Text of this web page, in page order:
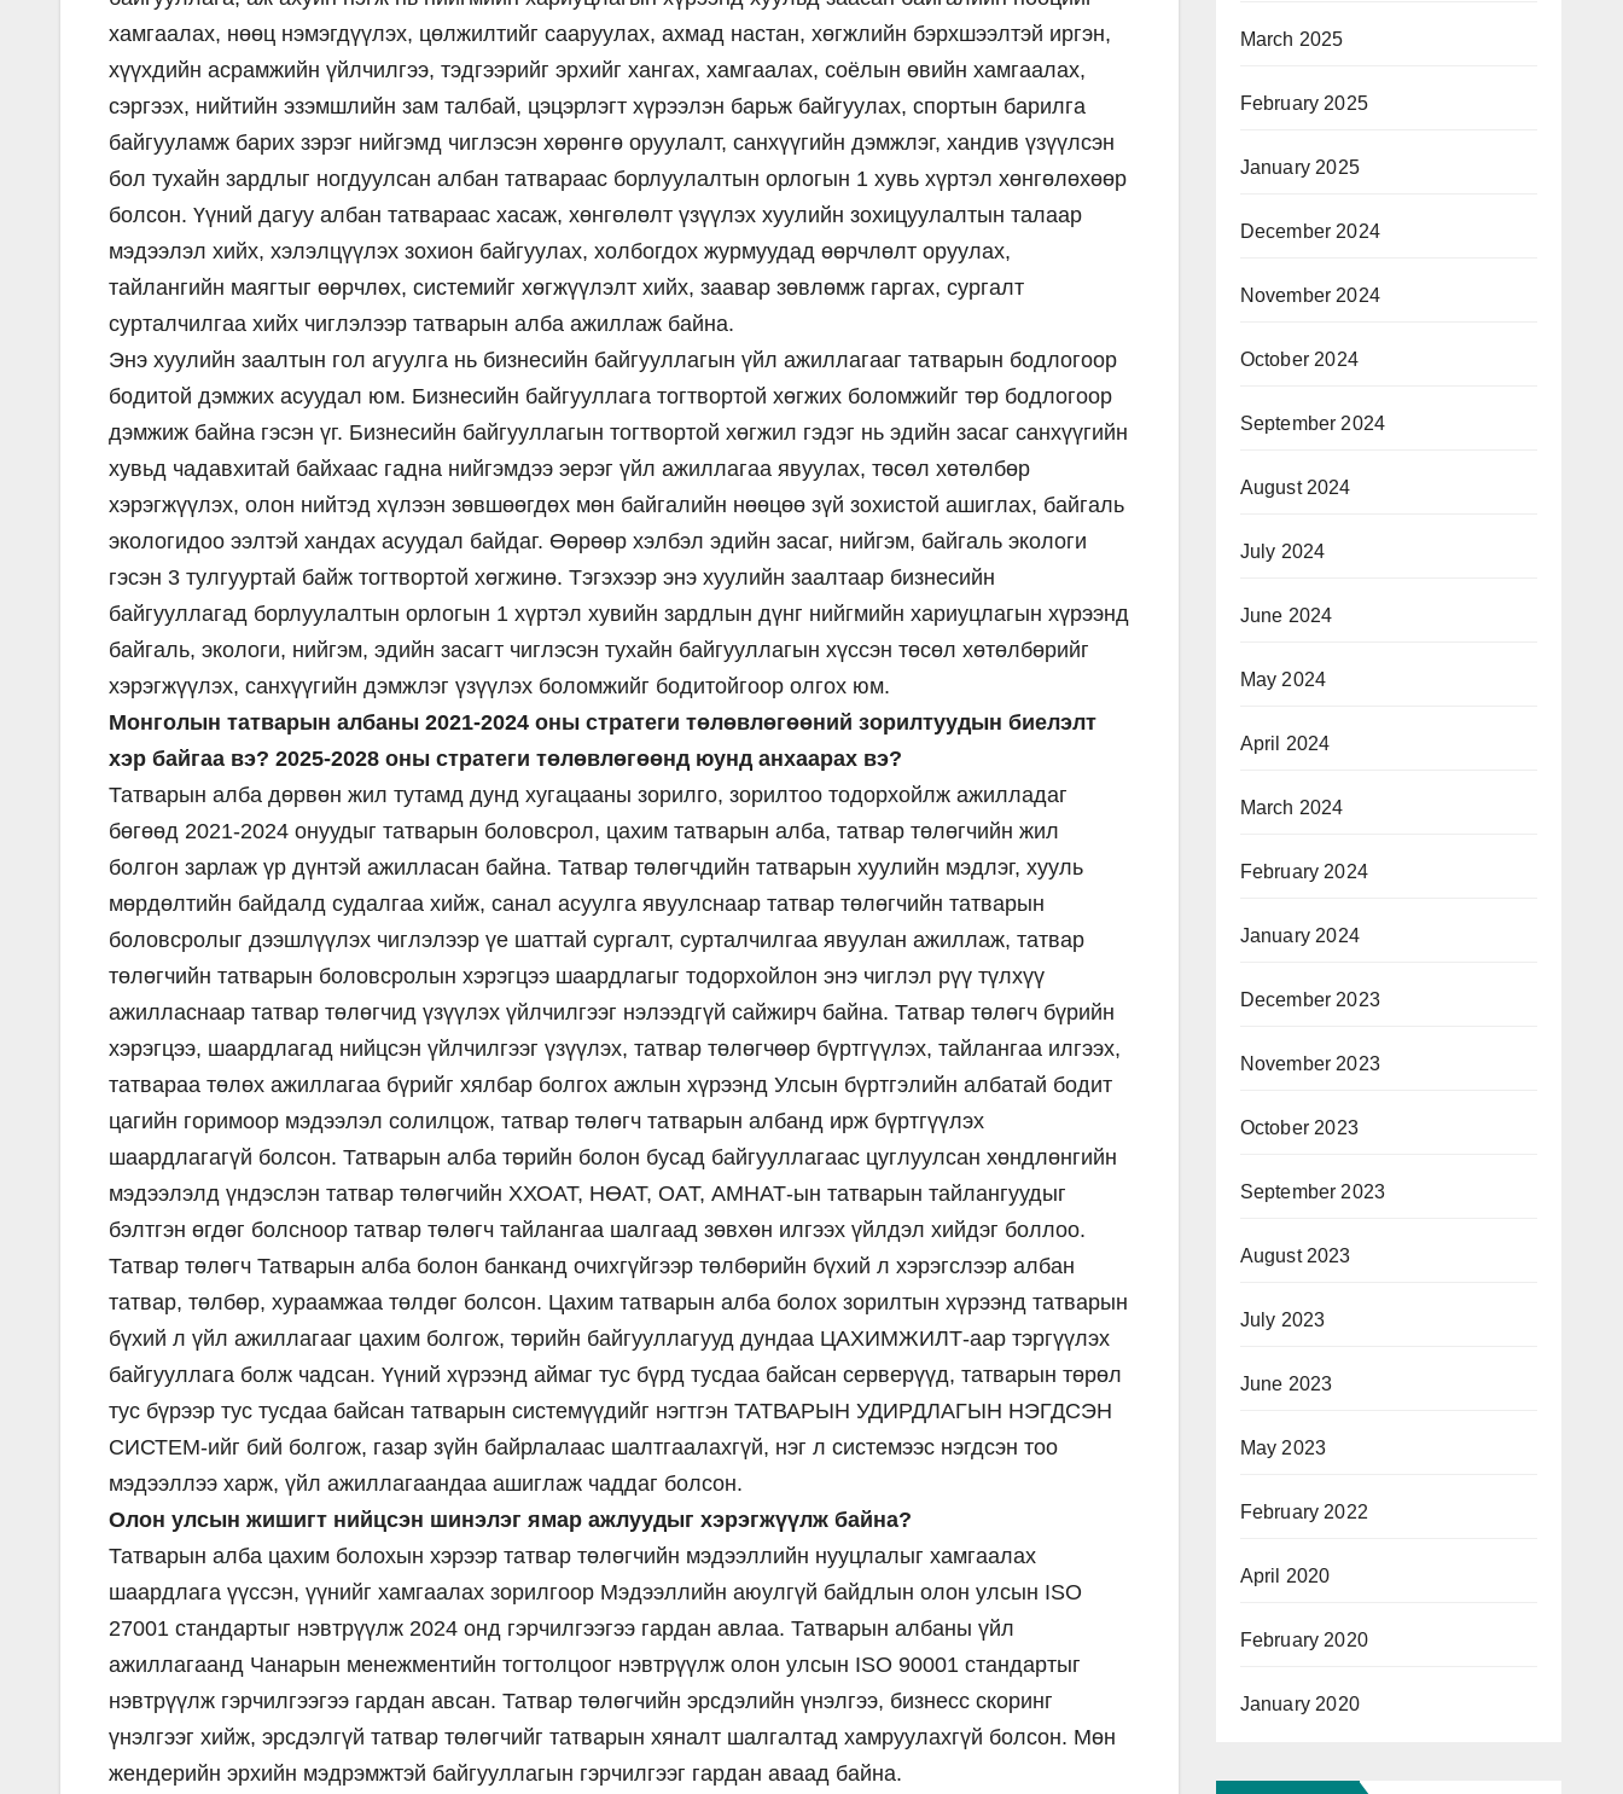
хамгаалах, нөөц нэмэгдүүлэх, цөлжилтийг сааруулах, ахмад настан, хөгжлийн бэрхшээлтэй иргэн,
хүүхдийн асрамжийн үйлчилгээ, тэдгээрийг эрхийг хангах, хамгаалах, соёлын өвийн хамгаалах,
сэргээх, нийтийн эзэмшлийн зам талбай, цэцэрлэгт хүрээлэн барьж байгуулах, спортын барилга
байгууламж барих зэрэг нийгэмд чиглэсэн хөрөнгө оруулалт, санхүүгийн дэмжлэг, хандив үзүүлсэн
бол тухайн зардлыг ногдуулсан албан татвараас борлуулалтын орлогын 1 хувь хүртэл хөнгөлөхөөр
болсон. Үүний дагуу албан татвараас хасаж, хөнгөлөлт үзүүлэх хуулийн зохицуулалтын талаар
мэдээлэл хийх, хэлэлцүүлэх зохион байгуулах, холбогдох журмуудад өөрчлөлт оруулах,
тайлангийн маягтыг өөрчлөх, системийг хөгжүүлэлт хийх, заавар зөвлөмж гаргах, сургалт
сурталчилгаа хийх чиглэлээр татварын алба ажиллаж байна.
Энэ хуулийн заалтын гол агуулга нь бизнесийн байгууллагын үйл ажиллагааг татварын бодлогоор
бодитой дэмжих асуудал юм. Бизнесийн байгууллага тогтвортой хөгжих боломжийг төр бодлогоор
дэмжиж байна гэсэн үг. Бизнесийн байгууллагын тогтвортой хөгжил гэдэг нь эдийн засаг санхүүгийн
хувьд чадавхитай байхаас гадна нийгэмдээ эерэг үйл ажиллагаа явуулах, төсөл хөтөлбөр
хэрэгжүүлэх, олон нийтэд хүлээн зөвшөөгдөх мөн байгалийн нөөцөө зүй зохистой ашиглах, байгаль
экологидоо ээлтэй хандах асуудал байдаг. Өөрөөр хэлбэл эдийн засаг, нийгэм, байгаль экологи
гэсэн 3 тулгууртай байж тогтвортой хөгжинө. Тэгэхээр энэ хуулийн заалтаар бизнесийн
байгууллагад борлуулалтын орлогын 1 хүртэл хувийн зардлын дүнг нийгмийн хариуцлагын хүрээнд
байгаль, экологи, нийгэм, эдийн засагт чиглэсэн тухайн байгууллагын хүссэн төсөл хөтөлбөрийг
хэрэгжүүлэх, санхүүгийн дэмжлэг үзүүлэх боломжийг бодитойгоор олгох юм.
Монголын татварын албаны 2021-2024 оны стратеги төлөвлөгөөний зорилтуудын биелэлт
хэр байгаа вэ? 2025-2028 оны стратеги төлөвлөгөөнд юунд анхаарах вэ?
Татварын алба дөрвөн жил тутамд дунд хугацааны зорилго, зорилтоо тодорхойлж ажилладаг
бөгөөд 2021-2024 онуудыг татварын боловсрол, цахим татварын алба, татвар төлөгчийн жил
болгон зарлаж үр дүнтэй ажилласан байна. Татвар төлөгчдийн татварын хуулийн мэдлэг, хууль
мөрдөлтийн байдалд судалгаа хийж, санал асуулга явуулснаар татвар төлөгчийн татварын
боловсролыг дээшлүүлэх чиглэлээр үе шаттай сургалт, сурталчилгаа явуулан ажиллаж, татвар
төлөгчийн татварын боловсролын хэрэгцээ шаардлагыг тодорхойлон энэ чиглэл рүү түлхүү
ажилласнаар татвар төлөгчид үзүүлэх үйлчилгээг нэлээдгүй сайжирч байна. Татвар төлөгч бүрийн
хэрэгцээ, шаардлагад нийцсэн үйлчилгээг үзүүлэх, татвар төлөгчөөр бүртгүүлэх, тайлангаа илгээх,
татвараа төлөх ажиллагаа бүрийг хялбар болгох ажлын хүрээнд Улсын бүртгэлийн албатай бодит
цагийн горимоор мэдээлэл солилцож, татвар төлөгч татварын албанд ирж бүртгүүлэх
шаардлагагүй болсон. Татварын алба төрийн болон бусад байгууллагаас цуглуулсан хөндлөнгийн
мэдээлэлд үндэслэн татвар төлөгчийн ХХОАТ, НӨАТ, ОАТ, АМНАТ-ын татварын тайлангуудыг
бэлтгэн өгдөг болсноор татвар төлөгч тайлангаа шалгаад зөвхөн илгээх үйлдэл хийдэг боллоо.
Татвар төлөгч Татварын алба болон банканд очихгүйгээр төлбөрийн бүхий л хэрэгслээр албан
татвар, төлбөр, хураамжаа төлдөг болсон. Цахим татварын алба болох зорилтын хүрээнд татварын
бүхий л үйл ажиллагааг цахим болгож, төрийн байгууллагууд дундаа ЦАХИМЖИЛТ-аар тэргүүлэх
байгууллага болж чадсан. Үүний хүрээнд аймаг тус бүрд тусдаа байсан серверүүд, татварын төрөл
тус бүрээр тус тусдаа байсан татварын системүүдийг нэгтгэн ТАТВАРЫН УДИРДЛАГЫН НЭГДСЭН
СИСТЕМ-ийг бий болгож, газар зүйн байрлалаас шалтгаалахгүй, нэг л системээс нэгдсэн тоо
мэдээллээ харж, үйл ажиллагаандаа ашиглаж чаддаг болсон.
Олон улсын жишигт нийцсэн шинэлэг ямар ажлуудыг хэрэгжүүлж байна?
Татварын алба цахим болохын хэрээр татвар төлөгчийн мэдээллийн нууцлалыг хамгаалах
шаардлага үүссэн, үүнийг хамгаалах зорилгоор Мэдээллийн аюулгүй байдлын олон улсын ISO
27001 стандартыг нэвтрүүлж 2024 онд гэрчилгээгээ гардан авлаа. Татварын албаны үйл
ажиллагаанд Чанарын менежментийн тогтолцоог нэвтрүүлж олон улсын ISO 90001 стандартыг
нэвтрүүлж гэрчилгээгээ гардан авсан. Татвар төлөгчийн эрсдэлийн үнэлгээ, бизнесс скоринг
үнэлгээг хийж, эрсдэлгүй татвар төлөгчийг татварын хяналт шалгалтад хамруулахгүй болсон. Мөн
жендерийн эрхийн мэдрэмжтэй байгууллагын гэрчилгээг гардан аваад байна.
March 2025
February 2025
January 2025
December 2024
November 2024
October 2024
September 2024
August 2024
July 2024
June 2024
May 2024
April 2024
March 2024
February 2024
January 2024
December 2023
November 2023
October 2023
September 2023
August 2023
July 2023
June 2023
May 2023
February 2022
April 2020
February 2020
January 2020